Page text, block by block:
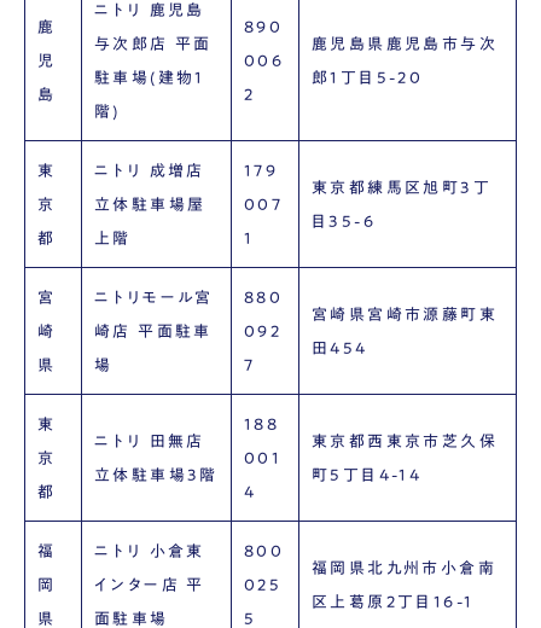
鹿
児
島
ニトリ 鹿児島
与次郎店 平面
駐車場(建物1
階)
890
006
2
鹿児島県鹿児島市与次
郎1丁目5-20
東
京
都
ニトリ 成増店
立体駐車場屋
上階
179
007
1
東京都練馬区旭町3丁
目35-6
宮
崎
県
ニトリモール宮
崎店 平面駐車
場
880
092
7
宮崎県宮崎市源藤町東
田454
東
京
都
ニトリ 田無店
立体駐車場3階
188
001
4
東京都西東京市芝久保
町5丁目4-14
福
岡
県
ニトリ 小倉東
インター店 平
面駐車場
800
025
5
福岡県北九州市小倉南
区上葛原2丁目16-1